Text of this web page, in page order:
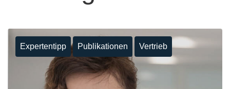
Expertentipp Publikationen Vertrieb